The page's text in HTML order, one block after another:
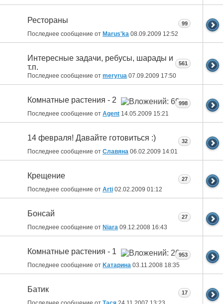
Рестораны
Последнее сообщение от Marus'ka 08.09.2009 12:52
99
Интересные задачи, ребусы, шарады и
т.п.
Последнее сообщение от meryrua 07.09.2009 17:50
561
Комнатные растения - 2
Последнее сообщение от Agent 14.05.2009 15:21
998
14 февраля! Давайте готовиться :)
Последнее сообщение от Славяна 06.02.2009 14:01
32
Крещение
Последнее сообщение от Arti 02.02.2009 01:12
27
Бонсай
Последнее сообщение от Niara 09.12.2008 16:43
27
Комнатные растения - 1
Последнее сообщение от Kатарина 03.11.2008 18:35
953
Батик 17